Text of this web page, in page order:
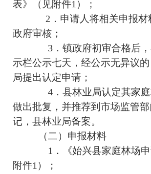
表》（见附件1）；
2．申请人将相关申报
政府审核；
3．镇政府初审合格后
示栏公示七天，经公示无异议
局提出认定申请；
4．县林业局认定其家庭
做出批复，并推荐到市场监管
记，县林业局备案。
（二）申报材料
1．《始兴县家庭林场
附件1）；